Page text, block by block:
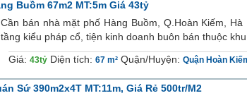
Buồm 67m2 MT:5m Giá 43tỷ
Cần bán nhà mặt phố Hàng Buồm, Q.Hoàn Kiếm,
tầng kiểu pháp cổ, tiện kinh doanh buôn bán thuộc
Giá: 43tỷ Diện tích: 67 m² Quận/Huyện: Quận Hoàn
Sứ 390m2x4T MT:11m, Giá Rẻ 500tr/m2